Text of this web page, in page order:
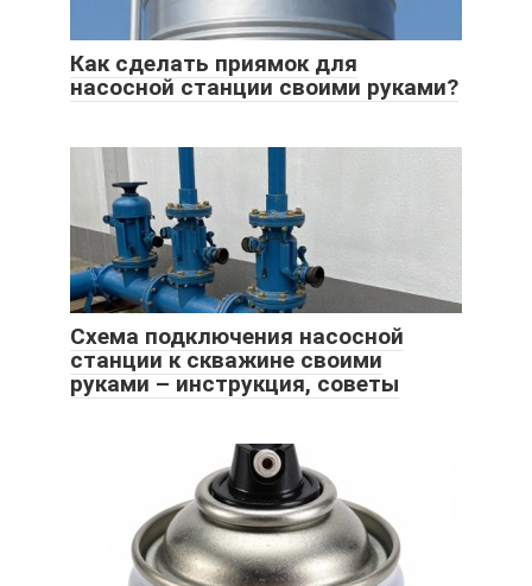
Как сделать приямок для
насосной станции своими руками?
Схема подключения насосной
станции к скважине своими
руками – инструкция, советы